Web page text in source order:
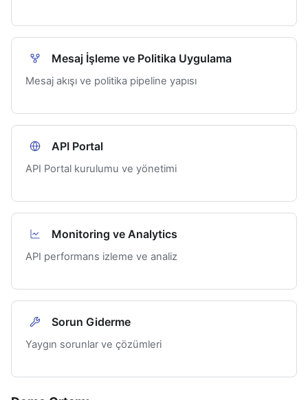
Mesaj İşleme ve Politika Uygulama
Mesaj akışı ve politika pipeline yapısı
API Portal
API Portal kurulumu ve yönetimi
Monitoring ve Analytics
API performans izleme ve analiz
Sorun Giderme
Yaygın sorunlar ve çözümleri